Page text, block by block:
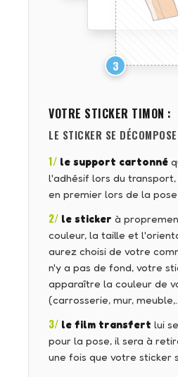
3
VOTRE STICKER TIMON :
LE STICKER SE
1/ le support cartonné
l'adhésif lors du
en premier lors de la
2/ le sticker à
couleur, la taille et
aurez choisi de votre
n'y a pas de fond, votre
apparaître la couleur de
(carrosserie, mur,
3/ le film transfert lui
pour la pose, il sera à
une fois que votre sticker